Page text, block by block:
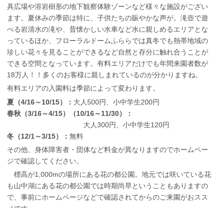
具広場や溶岩樹形の地下観察体験ゾーンなど様々な施設がござい
ます。夏休みの季節は特に、子供たちの賑やかな声が。滝壺で遊
べる岩清水の滝や、昔懐かしい水車など水に親しめるエリアとな
っているほか、フローラルドームふららでは真冬でも熱帯地域の
珍しい花々を見ることができるなど自然と存分に触れ合うことが
できる空間となっています。有料エリアだけでも年間来園者数が
18万人！！多くのお客様に親しまれているのが分かりますね。
有料エリアの入園料は季節によって変わります。
夏（4/16～10/15）： 大人500円、小中学生200円
春秋（3/16～4/15）（10/16～11/30）：
大人300円、小中学生120円
冬（12/1～3/15）：無料
その他、身体障害者・団体など料金が異なりますのでホームペー
ジで確認してください。
標高が1,000mの場所にある花の都公園。地元では咲いている花
も山中湖にある花の都公園では時期尚早ということもありますの
で、事前にホームページなどで確認されてからのご来園がおスス